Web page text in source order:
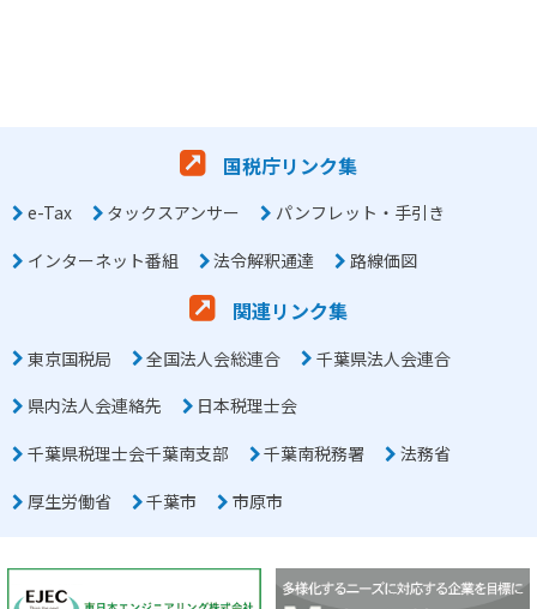
国税庁リンク集
e-Tax タックスアンサー
パンフレット・手引き
インターネット番組
法令解釈通達 路線価図
関連リンク集
東京国税局 全国法人会総連合
千葉県法人会連合
県内法人会連絡先
日本税理士会
千葉県税理士会千葉南支部
千葉南税務署
法務省
厚生労働省
千葉市 市原市